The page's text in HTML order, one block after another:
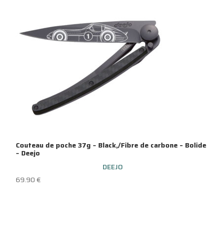
Couteau de poche 37g – Black,/Fibre de carbone – Bolide
– Deejo
DEEJO
69.90€